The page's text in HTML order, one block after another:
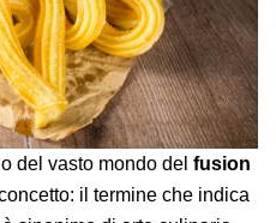
del vasto mondo del fusion
il termine che indica